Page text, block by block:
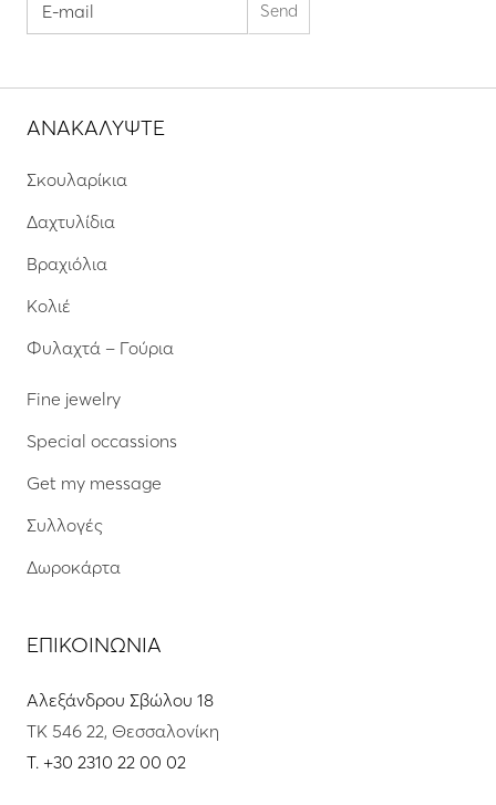
ΑΝΑΚΑΛΥΨΤΕ
Σκουλαρίκια
Δαχτυλίδια
Βραχιόλια
Κολιέ
Φυλαχτά – Γούρια
Fine jewelry
Special occassions
Get my message
Συλλογές
Δωροκάρτα
ΕΠΙΚΟΙΝΩΝΙΑ
Αλεξάνδρου Σβώλου 18
ΤΚ 546 22, Θεσσαλονίκη
T. +30 2310 22 00 02